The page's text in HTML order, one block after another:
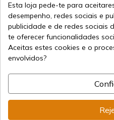
Informação
info@aceros-de-
Esta loja pede-te para
desempenho, redes sociais e
publicidade e de redes sociais
te oferecer funcionalidades
Aceitas estes cookies e o
envolvidos?